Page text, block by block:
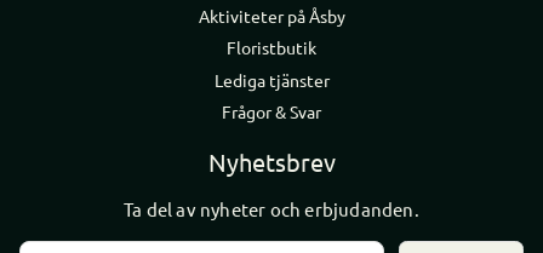
Aktiviteter på Åsby
Floristbutik
Lediga tjänster
Frågor & Svar
Nyhetsbrev
Ta del av nyheter och erbjudanden.